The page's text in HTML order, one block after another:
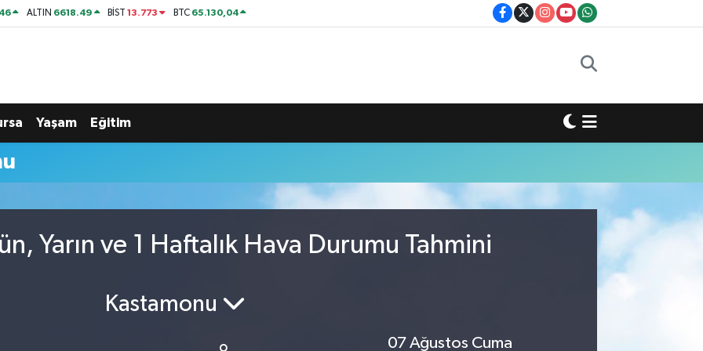
ALTIN 6618.49 BİST13.773 BTC 65.130,04
Yaşam Eğitim
Yarın ve 1 Haftalık Hava Durumu Tahmini
Kastamonu
07 Ağustos Cuma